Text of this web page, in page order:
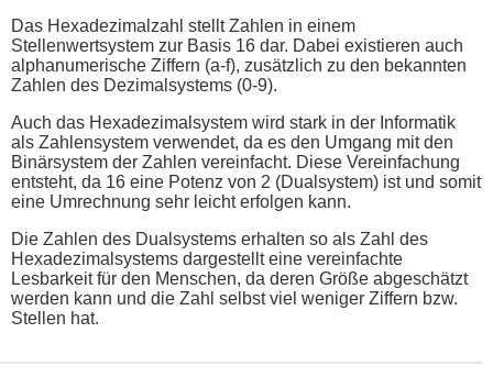
Das Hexadezimalzahl stellt Zahlen in einem
Stellenwertsystem zur Basis 16 dar. Dabei existieren auch
alphanumerische Ziffern (a-f), zusätzlich zu den bekannten
Zahlen des Dezimalsystems (0-9).
Auch das Hexadezimalsystem wird stark in der Informatik
als Zahlensystem verwendet, da es den Umgang mit den
Binärsystem der Zahlen vereinfacht. Diese Vereinfachung
entsteht, da 16 eine Potenz von 2 (Dualsystem) ist und somit
eine Umrechnung sehr leicht erfolgen kann.
Die Zahlen des Dualsystems erhalten so als Zahl des
Hexadezimalsystems dargestellt eine vereinfachte
Lesbarkeit für den Menschen, da deren Größe abgeschätzt
werden kann und die Zahl selbst viel weniger Ziffern bzw.
Stellen hat.